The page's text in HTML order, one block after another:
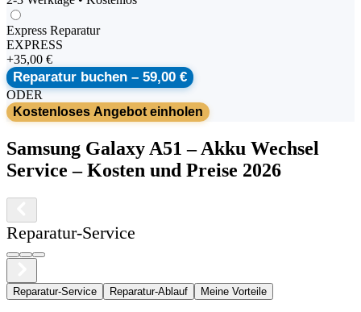
Express Reparatur
EXPRESS
+35,00 €
Reparatur buchen – 59,00 €
ODER
Kostenloses Angebot einholen
Samsung Galaxy A51 –Akku Wechsel
Service – Kosten und Preise 2026
Reparatur-Service
Reparatur-Service Reparatur-Ablauf Meine Vorteile